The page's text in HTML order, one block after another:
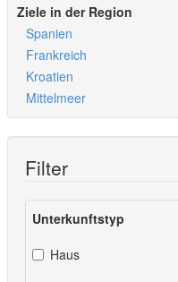
Ziele in der Region
Spanien
Frankreich
Kroatien
Mittelmeer
Filter
Unterkunftstyp
Haus